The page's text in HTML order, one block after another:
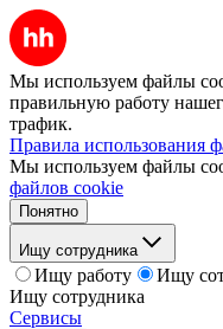
Мы используем файлы
правильную работу
трафик.
Правила использования
Мы используем файлы
файлов cookie
Понятно
Ищу сотрудника
Ищу работу
Ищу
Ищу сотрудника
Сервисы